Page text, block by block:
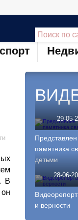
В
29-05-
Представлен
памятника
детьми
28-06-
и верности